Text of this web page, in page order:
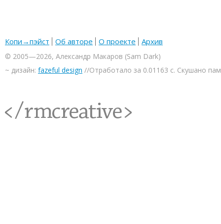
Копи→пэйст Об авторе О проекте Архив
© 2005—2026, Александр Макаров (Sam Dark)
~ дизайн: fazeful design //Отработало за 0.01163 с. Скушано
<rmcreative/>